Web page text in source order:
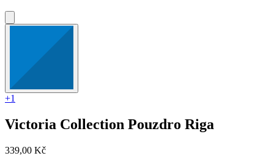
+1
Victoria Collection Pouzdro Riga
339,00 Kč